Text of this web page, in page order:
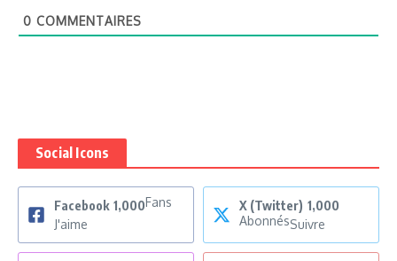
0 COMMENTAIRES
Social Icons
Facebook 1,000Fans
J'aime
X (Twitter) 1,000
AbonnésSuivre